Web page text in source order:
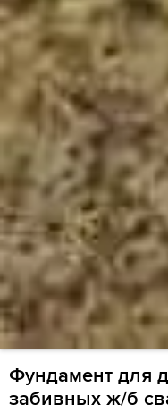
Фундамент для
забивных ж/б